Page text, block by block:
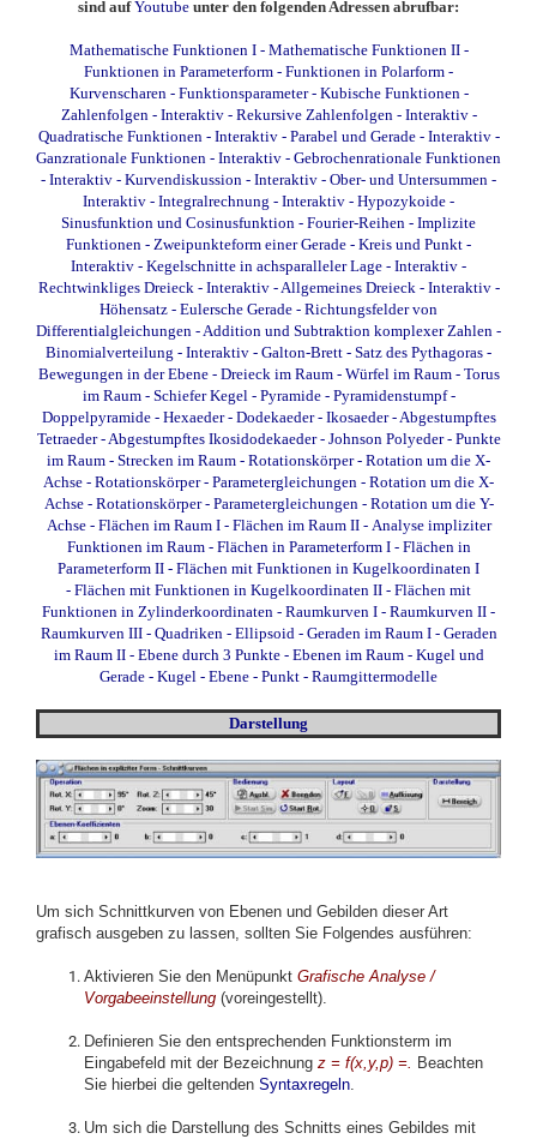
sind aufYoutube unter den folgenden Adressen abrufbar:
Mathematische Funktionen I- Mathematische Funktionen II-
Funktionen in Parameterform - Funktionen in Polarform -
Kurvenscharen - Funktionsparameter- Kubische Funktionen -
Zahlenfolgen - Interaktiv- Rekursive Zahlenfolgen - Interaktiv-
Quadratische Funktionen - Interaktiv- Parabel und Gerade - Interaktiv-
Ganzrationale Funktionen - Interaktiv - Gebrochenrationale Funktionen
- Interaktiv - Kurvendiskussion - Interaktiv - Ober- und Untersummen -
Interaktiv - Integralrechnung - Interaktiv - Hypozykoide -
Sinusfunktion und Cosinusfunktion - Fourier-Reihen - Implizite
Funktionen - Zweipunkteform einer Gerade - Kreis und Punkt -
Interaktiv - Kegelschnitte in achsparalleler Lage - Interaktiv -
Rechtwinkliges Dreieck - Interaktiv- Allgemeines Dreieck - Interaktiv-
Höhensatz - Eulersche Gerade - Richtungsfelder von
Differentialgleichungen - Addition und Subtraktion komplexer Zahlen -
Binomialverteilung - Interaktiv - Galton-Brett - Satz des Pythagoras -
Bewegungen in der Ebene- Dreieck im Raum- Würfel im Raum- Torus
im Raum- Schiefer Kegel - Pyramide- Pyramidenstumpf-
Doppelpyramide- Hexaeder- Dodekaeder- Ikosaeder- Abgestumpftes
Tetraeder- Abgestumpftes Ikosidodekaeder- Johnson Polyeder- Punkte
im Raum - Strecken im Raum - Rotationskörper - Rotation um die X-
Achse - Rotationskörper - Parametergleichungen - Rotation um die X-
Achse- Rotationskörper - Parametergleichungen - Rotation um die Y-
Achse- Flächen im Raum I- Flächen im Raum II- Analyse impliziter
Funktionen im Raum- Flächen in Parameterform I- Flächen in
Parameterform II - Flächen mit Funktionen in Kugelkoordinaten I
- Flächen mit Funktionen in Kugelkoordinaten II - Flächen mit
Funktionen in Zylinderkoordinaten - Raumkurven I - Raumkurven II -
Raumkurven III- Quadriken - Ellipsoid - Geraden im Raum I- Geraden
im Raum II- Ebene durch 3 Punkte- Ebenen im Raum- Kugel und
Gerade - Kugel - Ebene - Punkt - Raumgittermodelle
Darstellung
Um sich Schnittkurven von Ebenen und Gebilden dieser Art
grafisch ausgeben zu lassen, sollten Sie Folgendes ausführen:
Aktivieren Sie den Menüpunkt Grafische Analyse /
Vorgabeeinstellung (voreingestellt).
Definieren Sie den entsprechenden Funktionsterm im
Eingabefeld mit der Bezeichnung z = f(x,y,p) =. Beachten
Sie hierbei die geltenden Syntaxregeln.
Um sich die Darstellung des Schnitts eines Gebildes mit